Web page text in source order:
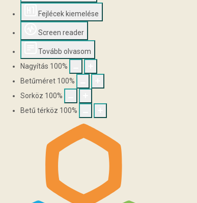
Fejlécek kiemelése
Screen reader
Tovább olvasom
Nagyítás 100%
Betűméret 100%
Sorköz 100%
Betű térköz 100%